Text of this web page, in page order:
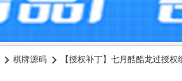
› 棋牌源码 › 【授权补丁】七月酷酷龙过授